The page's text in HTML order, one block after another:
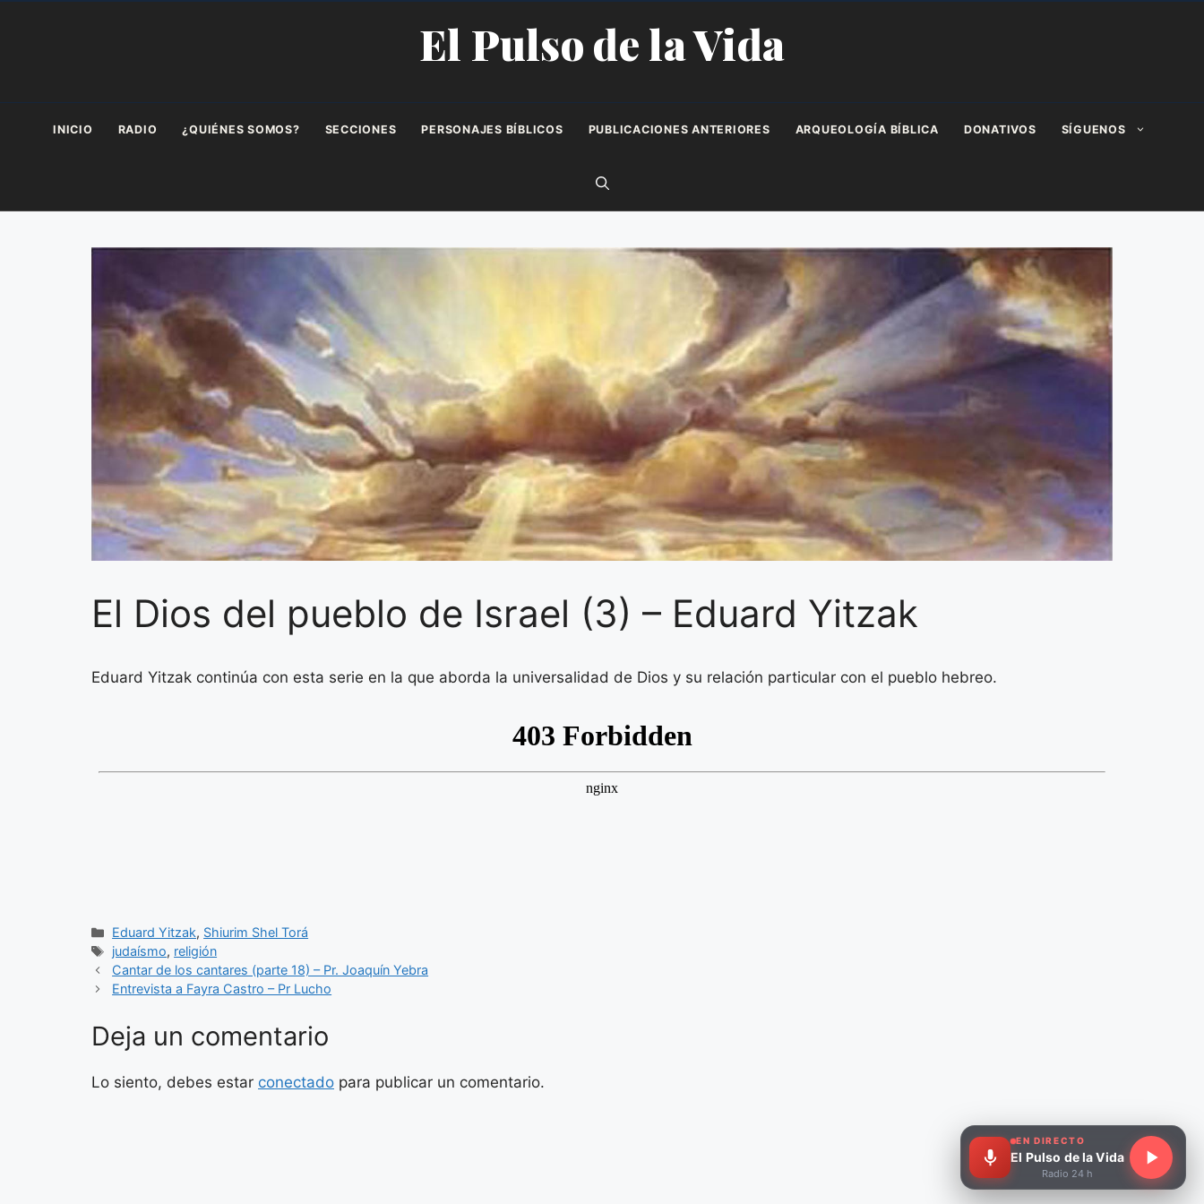
El Pulso de la Vida
EN DIRECTO
El Pulso de la Vida
Radio 24 h
INICIO RADIO ¿QUIÉNES SOMOS? SECCIONES PERSONAJES BÍBLICOS PUBLICACIONES ANTERIORES ARQUEOLOGÍA BÍBLICA DONATIVOS SÍGUENOS
El Dios del pueblo de Israel (3) – Eduard Yitzak
Eduard Yitzak continúa con esta serie en la que aborda la universalidad de Dios y su relación particular con el pueblo hebreo.
Categorías
Eduard Yitzak, Shiurim Shel Torá
Etiquetas
judaísmo, religión
Cantar de los cantares (parte 18) – Pr. Joaquín Yebra
Entrevista a Fayra Castro – Pr Lucho
Deja un comentario
Lo siento, debes estar conectado para publicar un comentario.